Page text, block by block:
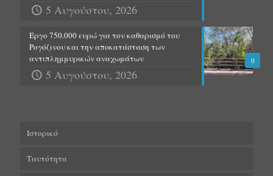
5 Αυγούστου, 2026
0
Έργο 750.000 ευρώ για τον καθαρισμό του
Ρογόζινου και την αποκατάσταση των
αντιπλημμυρικών αναχωμάτων
5 Αυγούστου, 2026
Ιστορικό
Ταυτότητα